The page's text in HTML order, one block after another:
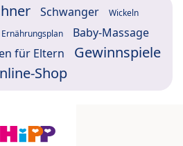
Schwanger Wickeln
Ernährungsplan Baby-Massage
für Eltern
Gewinnspiele
Shop